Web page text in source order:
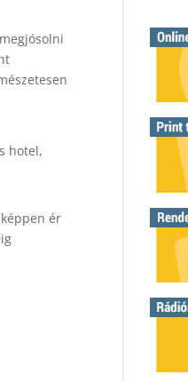
hotel,
ér